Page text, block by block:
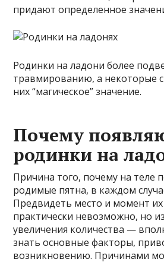
придают определенное
Родинки на ладони более
травмированию, а некоторые
них “магическое” значение.
Почему
родинки на
Причина того, почему на теле
родимые пятна, в каждом
Предвидеть место и момент
практически невозможно, но
увеличения количества —
знать основные факторы,
возникновению. Причинами